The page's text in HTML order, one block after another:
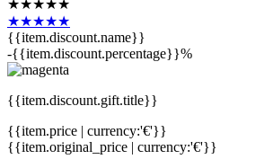
★★★★★
★★★★★
{{item.discount.name}}
-{{item.discount.percentage}}%
{{item.discount.gift.title}}
{{item.price | currency:'€'}}
{{item.original_price | currency:'€'}}